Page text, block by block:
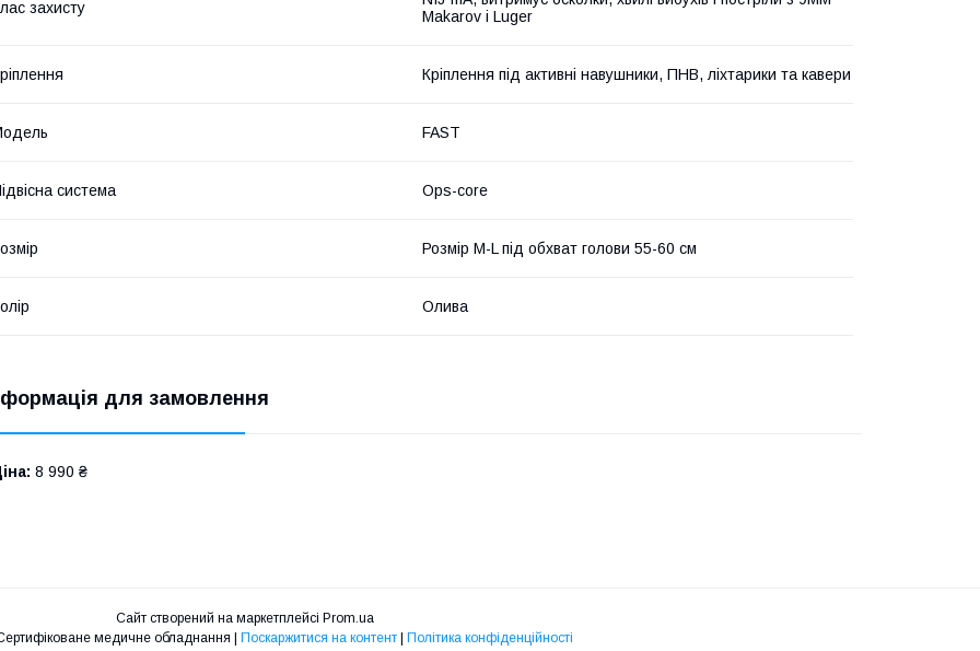
захисту
Makarov і Luger
Кріплення під активні навушники, ПНВ, ліхтарики та кавери
FAST
система Ops-core
Розмір M-L під обхват голови 55-60 см
Олива
для замовлення
8 990 ₴
Сайт створений на маркетплейсі Prom.ua
✅ МедГруп - Сертифіковане медичне обладнання | Поскаржитися на контент | Політика конфіденційності